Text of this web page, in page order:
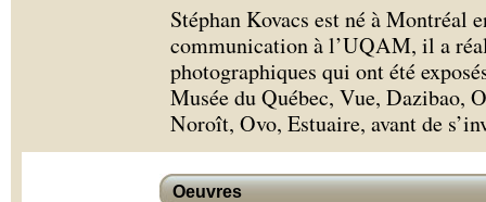
Stéphan Kovacs est né à Montréal
communication à l’UQAM, il a
photographiques qui ont été
Musée du Québec, Vue, Dazibao,
Noroît, Ovo, Estuaire, avant de
Oeuvres